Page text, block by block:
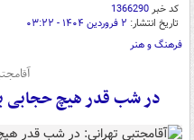
کد خبر1366290
تاریخ انتشار: ۲ فروردین ۱۴۰۴ - ۰۳:۲۲
فرهنگ و هنر
در شب قدر هیچ حجابی